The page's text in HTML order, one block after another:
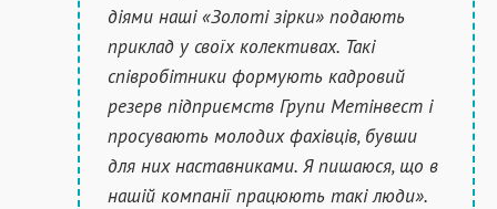
діями наші «Золоті зірки» подають
приклад у своїх колективах. Такі
співробітники формують кадровий
резерв підприємств Групи Метінвест і
просувають молодих фахівців, бувши
для них наставниками. Я пишаюся, що в
нашій компанії працюють такі люди».